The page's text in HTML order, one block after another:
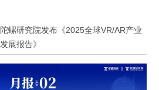
陀螺研究院发布《2025全球VR/AR产业
发展报告》